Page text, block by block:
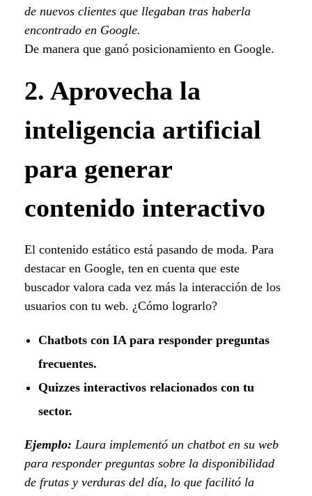
de nuevos clientes que llegaban tras haberla
encontrado en Google.
De manera que ganó posicionamiento en Google.
2. Aprovecha la
inteligencia artificial
para generar
contenido interactivo
El contenido estático está pasando de moda. Para
destacar en Google, ten en cuenta que este
buscador valora cada vez más la interacción de los
usuarios con tu web. ¿Cómo lograrlo?
Chatbots con IA para responder preguntas
frecuentes.
Quizzes interactivos relacionados con tu
sector.
Ejemplo: Laura implementó un chatbot en su web
para responder preguntas sobre la disponibilidad
de frutas y verduras del día, lo que facilitó la